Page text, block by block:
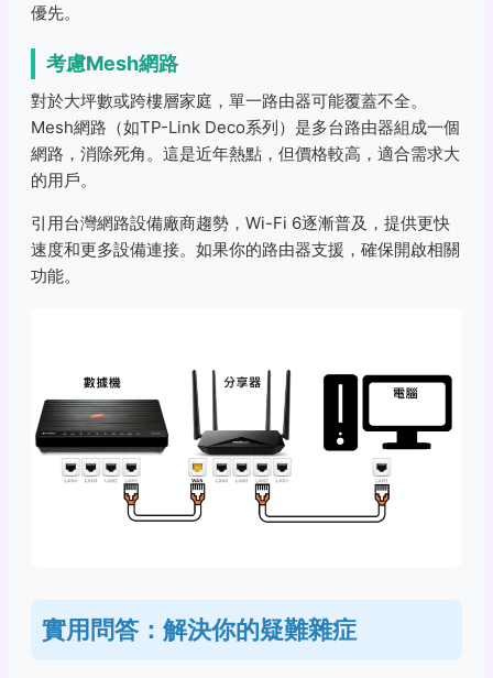
優先。
考慮Mesh網路
對於大坪數或跨樓層家庭，單一路由器可能覆蓋不全。
Mesh網路（如TP-Link Deco系列）是多台路由器組成一個
網路，消除死角。這是近年熱點，但價格較高，適合需求大
的用戶。
引用台灣網路設備廠商趨勢，Wi-Fi 6逐漸普及，提供更快
速度和更多設備連接。如果你的路由器支援，確保開啟相關
功能。
實用問答：解決你的疑難雜症